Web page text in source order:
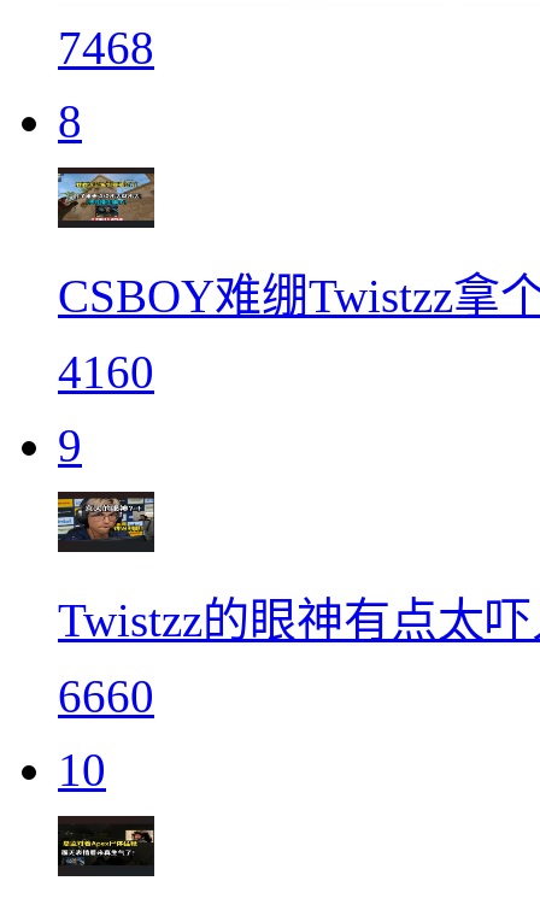
7468
8
CSBOY难绷Twistzz拿
4160
9
Twistzz的眼神有点太
6660
10